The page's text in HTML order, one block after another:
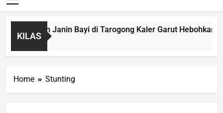
KILAS
Janin Bayi di Tarogong Kaler Garut Hebohkan
Home Stunting